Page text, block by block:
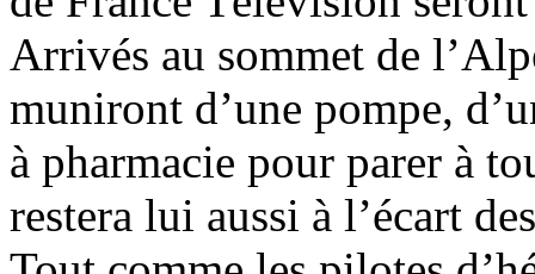
Arrivés au sommet de
muniront d’une pompe,
à pharmacie pour parer à
restera lui aussi à l’écart